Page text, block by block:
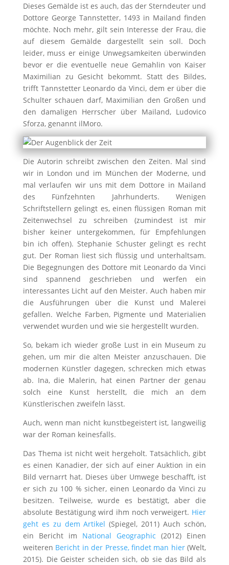
Dieses Gemälde ist es auch, das der Sterndeuter und
Dottore George Tannstetter, 1493 in Mailand finden
möchte. Noch mehr, gilt sein Interesse der Frau, die
auf diesem Gemälde dargestellt sein soll. Doch
leider, muss er einige Unwegsamkeiten überwinden
bevor er die eventuelle neue Gemahlin von Kaiser
Maximilian zu Gesicht bekommt. Statt des Bildes,
trifft Tannstetter Leonardo da Vinci, dem er über die
Schulter schauen darf, Maximilian den Großen und
den damaligen Herrscher über Mailand, Ludovico
Sforza, genannt ilMoro.
Die Autorin schreibt zwischen den Zeiten. Mal sind
wir in London und im München der Moderne, und
mal verlaufen wir uns mit dem Dottore in Mailand
des Fünfzehnten Jahrhunderts. Wenigen
Schriftstellern gelingt es, einen flüssigen Roman mit
Zeitenwechsel zu schreiben (zumindest ist mir
bisher keiner untergekommen, für Empfehlungen
bin ich offen). Stephanie Schuster gelingt es recht
gut. Der Roman liest sich flüssig und unterhaltsam.
Die Begegnungen des Dottore mit Leonardo da Vinci
sind spannend geschrieben und werfen ein
interessantes Licht auf den Meister. Auch haben mir
die Ausführungen über die Kunst und Malerei
gefallen. Welche Farben, Pigmente und Materialien
verwendet wurden und wie sie hergestellt wurden.
So, bekam ich wieder große Lust in ein Museum zu
gehen, um mir die alten Meister anzuschauen. Die
modernen Künstler dagegen, schrecken mich etwas
ab. Ina, die Malerin, hat einen Partner der genau
solch eine Kunst herstellt, die mich an dem
Künstlerischen zweifeln lässt.
Auch, wenn man nicht kunstbegeistert ist, langweilig
war der Roman keinesfalls.
Das Thema ist nicht weit hergeholt. Tatsächlich, gibt
es einen Kanadier, der sich auf einer Auktion in ein
Bild vernarrt hat. Dieses über Umwege beschafft, ist
er sich zu 100 % sicher, einen Leonardo da Vinci zu
besitzen. Teilweise, wurde es bestätigt, aber die
absolute Bestätigung wird ihm noch verweigert. Hier
geht es zu dem Artikel (Spiegel, 2011) Auch schön,
ein Bericht im National Geographic (2012) Einen
weiteren Bericht in der Presse, findet man hier(Welt,
2015). Die Geister scheiden sich, ob sie das Bild als